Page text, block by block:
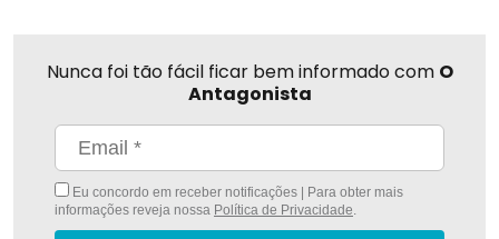
Nunca foi tão fácil ficar bem informado com O
Antagonista
Eu concordo em receber notificações | Para obter mais
informações reveja nossa Política de Privacidade.